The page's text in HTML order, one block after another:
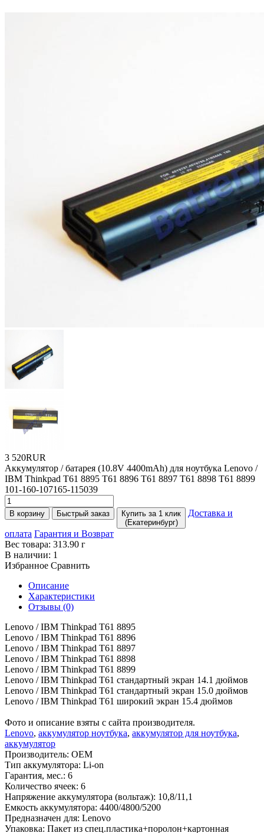
3 520RUR
Аккумулятор / батарея (10.8V 4400mAh) для ноутбука Lenovo /
IBM Thinkpad T61 8895 T61 8896 T61 8897 T61 8898 T61 8899
101-160-107165-115039
В корзину Быстрый заказ
Купить за 1 клик
(Екатеринбург)
Доставка и
оплата Гарантия и Возврат
Вес товара: 313.90 г
В наличии: 1
Избранное Сравнить
Описание
Характеристики
Отзывы (0)
Lenovo / IBM Thinkpad T61 8895
Lenovo / IBM Thinkpad T61 8896
Lenovo / IBM Thinkpad T61 8897
Lenovo / IBM Thinkpad T61 8898
Lenovo / IBM Thinkpad T61 8899
Lenovo / IBM Thinkpad T61 стандартный экран 14.1 дюймов
Lenovo / IBM Thinkpad T61 стандартный экран 15.0 дюймов
Lenovo / IBM Thinkpad T61 широкий экран 15.4 дюймов
Фото и описание взяты с сайта производителя.
Lenovo, аккумулятор ноутбука, аккумулятор для ноутбука,
аккумулятор
Производитель: OEM
Тип аккумулятора: Li-on
Гарантия, мес.: 6
Количество ячеек: 6
Напряжение аккумулятора (вольтаж): 10,8/11,1
Емкость аккумулятора: 4400/4800/5200
Предназначен для: Lenovo
Упаковка: Пакет из спец.пластика+поролон+картонная